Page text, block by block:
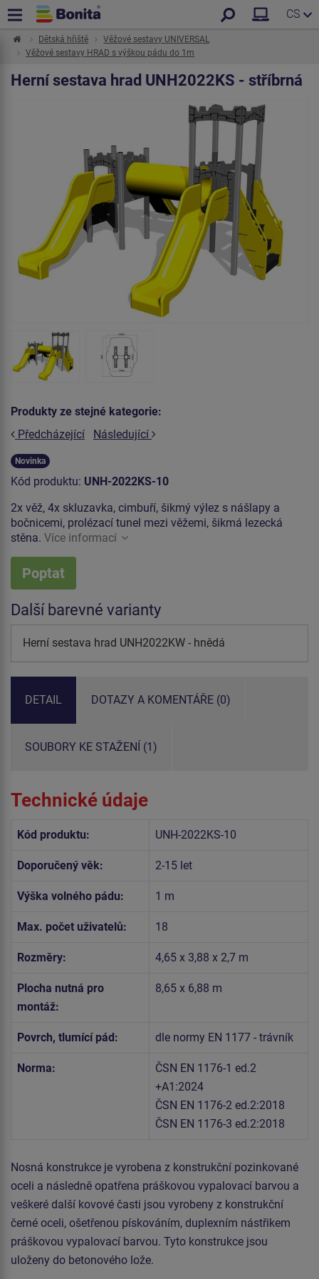
CS
Dětská hřiště
Věžové sestavy UNIVERSAL
Věžové sestavy HRAD s výškou pádu do 1m
Herní sestava hrad UNH2022KS - stříbrná
Produkty ze stejné kategorie:
Předcházející
Následující
Novinka
Kód produktu: UNH-2022KS-10
2x věž, 4x skluzavka, cimbuří, šikmý výlez s nášlapy a
bočnicemi, prolézací tunel mezi věžemi, šikmá lezecká
stěna. Více informací
Poptat
Další barevné varianty
Herní sestava hrad UNH2022KW - hnědá
DETAIL DOTAZY A KOMENTÁŘE (0)
SOUBORY KE STAŽENÍ (1)
Technické údaje
Kód produktu: UNH-2022KS-10
Doporučený věk: 2-15 let
Výška volného pádu: 1 m
Max. počet uživatelů: 18
Rozměry: 4,65 x 3,88 x 2,7 m
Plocha nutná pro
montáž:
8,65 x 6,88 m
Povrch, tlumící pád: dle normy EN 1177 - trávník
Norma:
ČSN EN 1176-1 ed.2
+A1:2024
ČSN EN 1176-2 ed.2:2018
ČSN EN 1176-3 ed.2:2018
Nosná konstrukce je vyrobena z konstrukční pozinkované
oceli a následně opatřena práškovou vypalovací barvou a
veškeré další kovové časti jsou vyrobeny z konstrukční
černé oceli, ošetřenou pískováním, duplexním nástřikem
práškovou vypalovací barvou. Tyto konstrukce jsou
uloženy do betonového lože.